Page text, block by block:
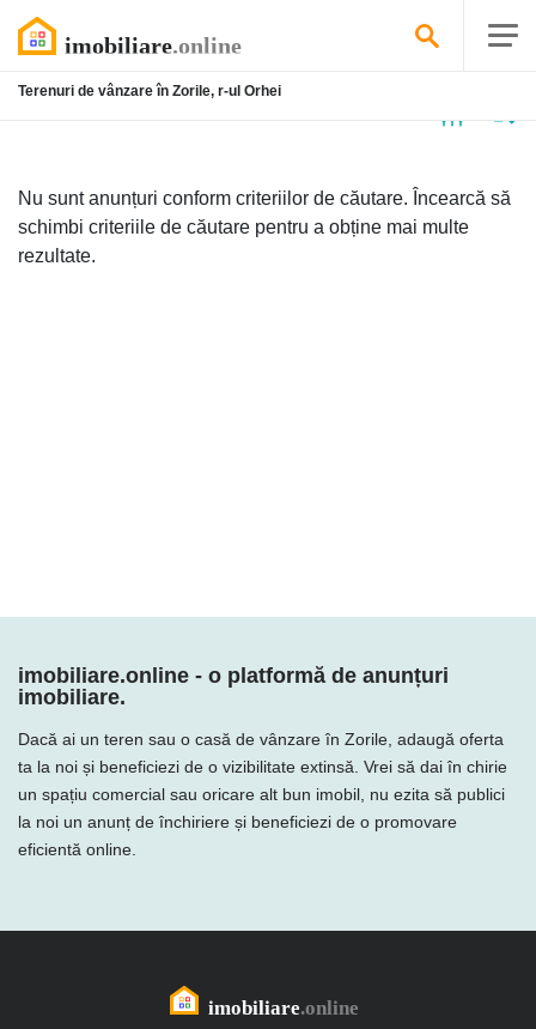
Terenuri de vânzare în Zorile, r-ul Orhei
Nu sunt anunțuri conform criteriilor de căutare. Încearcă să
schimbi criteriile de căutare pentru a obține mai multe
rezultate.
imobiliare.online - o platformă de anunțuri
imobiliare.
Dacă ai un teren sau o casă de vânzare în Zorile, adaugă oferta
ta la noi și beneficiezi de o vizibilitate extinsă. Vrei să dai în chirie
un spațiu comercial sau oricare alt bun imobil, nu ezita să publici
la noi un anunț de închiriere și beneficiezi de o promovare
eficientă online.